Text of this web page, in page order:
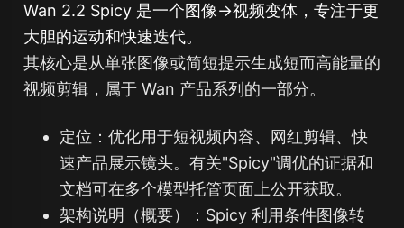
Wan 2.2 Spicy 是一个图像→视频变体，专注于更
大胆的运动和快速迭代。
其核心是从单张图像或简短提示生成短而高能量的
视频剪辑，属于 Wan 产品系列的一部分。
定位：优化用于短视频内容、网红剪辑、快
速产品展示镜头。有关"Spicy"调优的证据和
文档可在多个模型托管页面上公开获取。
架构说明（概要）：Spicy 利用条件图像转